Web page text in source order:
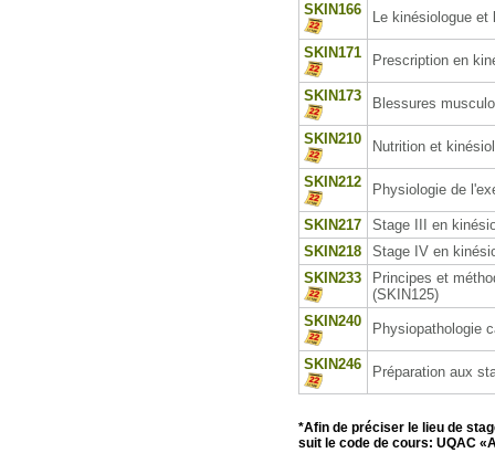
SKIN166
Le kinésiologue et
SKIN171 Prescription en
SKIN173 Blessures
SKIN210 Nutrition et
SKIN212 Physiologie de
SKIN217
Stage III en
SKIN218
Stage IV en
SKIN233
Principes et
(SKIN125)
SKIN240
Physiopathologie
SKIN246 Préparation aux
*Afin de préciser le lieu de
suit le code de cours: UQAC